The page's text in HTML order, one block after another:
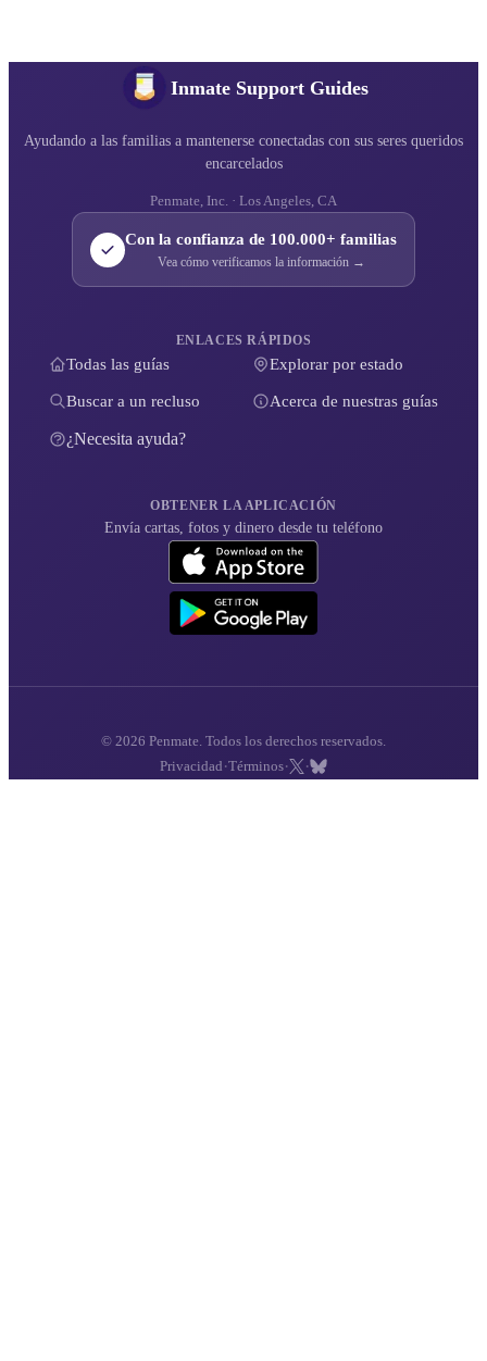
Inmate Support Guides
Ayudando a las familias a mantenerse conectadas con sus seres queridos
encarcelados
Penmate, Inc. · Los Angeles, CA
Con la confianza de 100.000+ familias
Vea cómo verificamos la información →
ENLACES RÁPIDOS
Todas las guías Explorar por estado
Buscar a un recluso Acerca de nuestras guías
¿Necesita ayuda?
OBTENER LA APLICACIÓN
Envía cartas, fotos y dinero desde tu teléfono
© 2026 Penmate. Todos los derechos reservados.
Privacidad ·Términos· ·